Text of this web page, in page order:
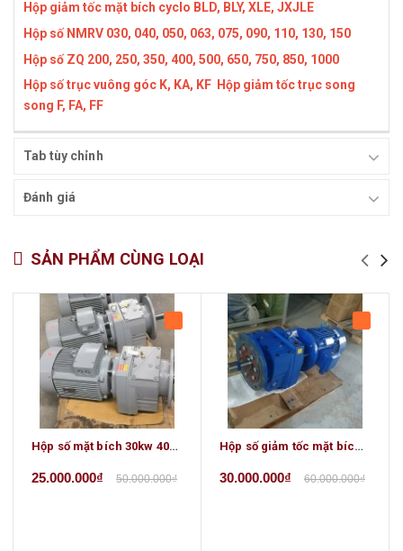
Hộp giảm tốc mặt bích cyclo BLD, BLY, XLE, JXJLE
Hộp số NMRV 030, 040, 050, 063, 075, 090, 110, 130, 150
Hộp số ZQ 200, 250, 350, 400, 500, 650, 750, 850, 1000
Hộp số trục vuông góc K, KA, KF Hộp giảm tốc trục song
song F, FA, FF
Tab tùy chỉnh
Đánh giá
SẢN PHẨM CÙNG LOẠI
Hộp số mặt bích 30kw 40HP
25.000.000₫ 50.000.000₫
Hộp số giảm tốc mặt bích 37, 45kw
30.000.000₫ 60.000.000₫